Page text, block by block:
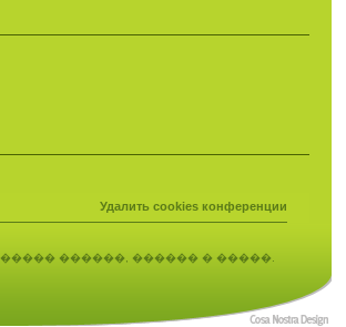
Удалить cookies конференции